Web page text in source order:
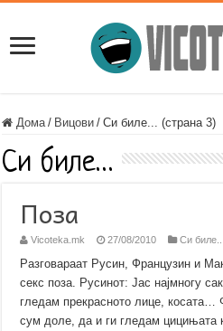
Дома / Вицови / Си биле... (страна 3)
Си биле…
Поза
Vicoteka.mk 27/08/2010 Си биле...
Разговараат Русин, Французин и
секс поза. Русинот: Јас најмногу
гледам прекрасното лице, косата…
сум доле, да и ги гледам цицињата